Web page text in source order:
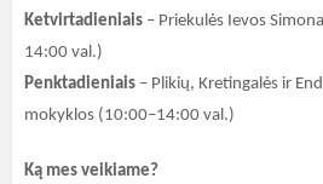
Ketvirtadieniais – Priekulės Ievos
14:00 val.)
Penktadieniais – Plikių, Kretingalės ir
mokyklos (10:00–14:00 val.)
Ką mes veikiame?